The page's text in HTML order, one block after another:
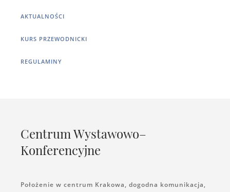
AKTUALNOŚCI
KURS PRZEWODNICKI
REGULAMINY
Centrum Wystawowo–
Konferencyjne
Położenie w centrum Krakowa, dogodna komunikacja,